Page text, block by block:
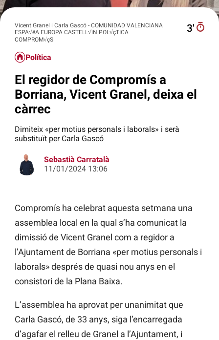
Vicent Granel i Carla Gascó - COMUNIDAD VALENCIANA
ESPA√ëA EUROPA CASTELL√ìN POL√çTICA
COMPROM√çS
3′
Política
El regidor de Compromís a
Borriana, Vicent Granel, deixa el
càrrec
Dimiteix «per motius personals i laborals» i serà
substituït per Carla Gascó
Sebastià Carratalà
11/01/2024 13:06
Compromís ha celebrat aquesta setmana una
assemblea local en la qual s’ha comunicat la
dimissió de Vicent Granel com a regidor a
l’Ajuntament de Borriana «per motius personals i
laborals» després de quasi nou anys en el
consistori de la Plana Baixa.
L’assemblea ha aprovat per unanimitat que
Carla Gascó, de 33 anys, siga l’encarregada
d’agafar el relleu de Granel a l’Ajuntament, i